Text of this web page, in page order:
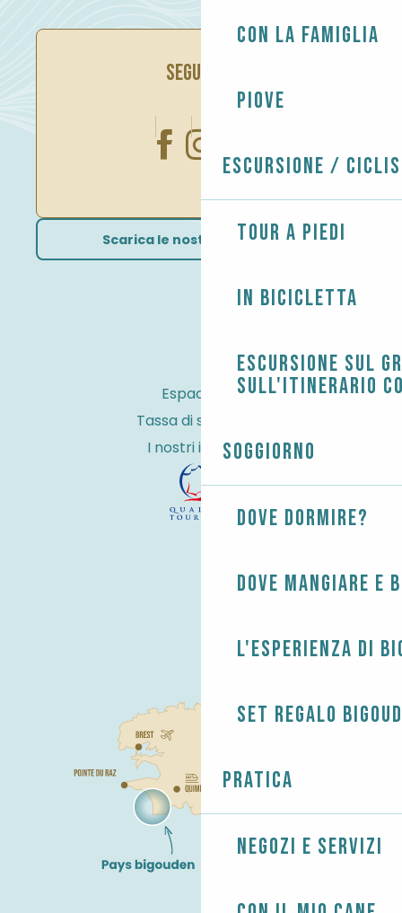
Con la famiglia
Piove
Escursione /
Tour a piedi
In bicicletta
Escursione sul
sull'itinerario
Soggiorno
Dove dormire?
Dove mangiare e
L'esperienza di
Set regalo
Pratica
Negozi e servizi
SEGUITECI
Scarica le nostre brochure
Espace Pro
Tassa di soggiorno
I nostri impegni